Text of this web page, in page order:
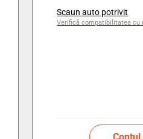
Scaun auto potrivit
Verifică compatibilitatea cu